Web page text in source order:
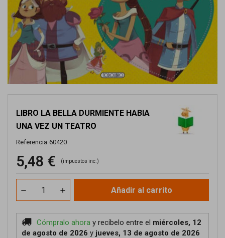
LIBRO LA BELLA DURMIENTE HABIA
UNA VEZ UN TEATRO
Referencia 60420
5,48 € (impuestos inc.)
Añadir al carrito
Cómpralo ahora y recíbelo entre el miércoles, 12
de agosto de 2026 y jueves, 13 de agosto de 2026